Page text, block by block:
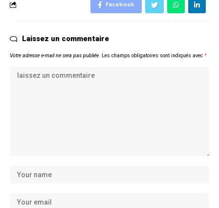
Facebook
Laissez un commentaire
Votre adresse e-mail ne sera pas publiée. Les champs obligatoires sont indiqués avec *